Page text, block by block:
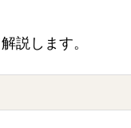
説します。